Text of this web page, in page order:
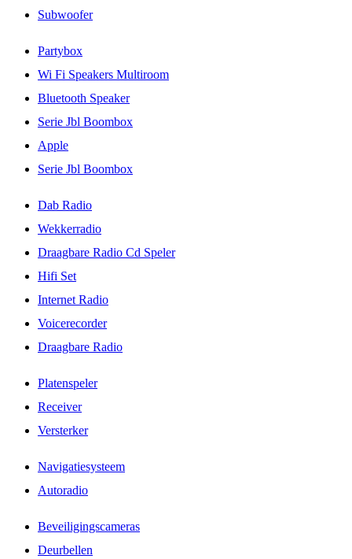
Subwoofer
Partybox
Wi Fi Speakers Multiroom
Bluetooth Speaker
Serie Jbl Boombox
Apple
Serie Jbl Boombox
Dab Radio
Wekkerradio
Draagbare Radio Cd Speler
Hifi Set
Internet Radio
Voicerecorder
Draagbare Radio
Platenspeler
Receiver
Versterker
Navigatiesysteem
Autoradio
Beveiligingscameras
Deurbellen